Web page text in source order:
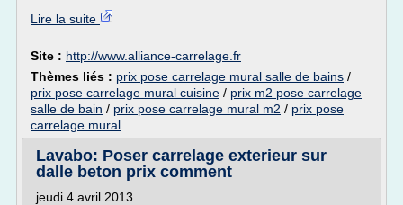
Lire la suite
Site : http://www.alliance-carrelage.fr
Thèmes liés : prix pose carrelage mural salle de bains /
prix pose carrelage mural cuisine / prix m2 pose carrelage
salle de bain / prix pose carrelage mural m2 / prix pose
carrelage mural
Lavabo: Poser carrelage exterieur sur
dalle beton prix comment
jeudi 4 avril 2013